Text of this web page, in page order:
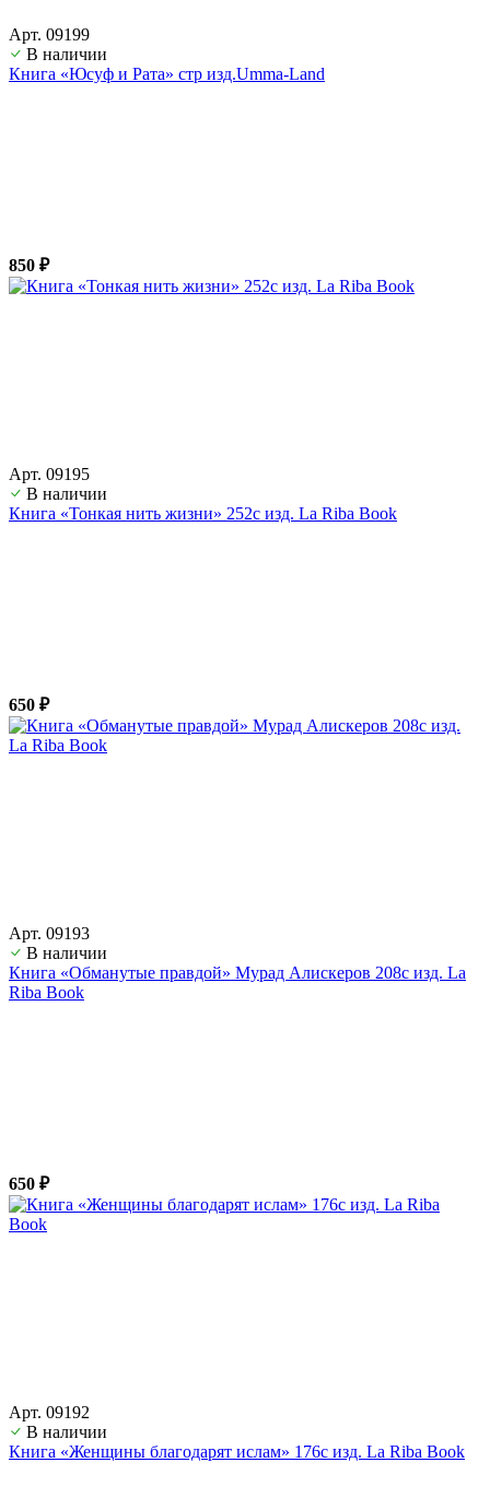
Арт. 09199
В наличии
Книга «Юсуф и Рата» стр изд.Umma-Land
850 ₽
Арт. 09195
В наличии
Книга «Тонкая нить жизни» 252с изд. La Riba Book
650 ₽
Арт. 09193
В наличии
Книга «Обманутые правдой» Мурад Алискеров 208с изд. La
Riba Book
650 ₽
Арт. 09192
В наличии
Книга «Женщины благодарят ислам» 176с изд. La Riba Book